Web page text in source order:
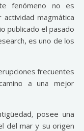
fenómeno no es
magmática
publicado el pasado
es uno de los
frecuentes
a una mejor
posee una
del mar y su origen